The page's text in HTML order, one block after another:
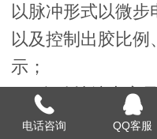
以脉冲形式以微步
以及控制出胶比
示；
2、自动持续大容
●
实现胶水持
电话咨询 QQ客服